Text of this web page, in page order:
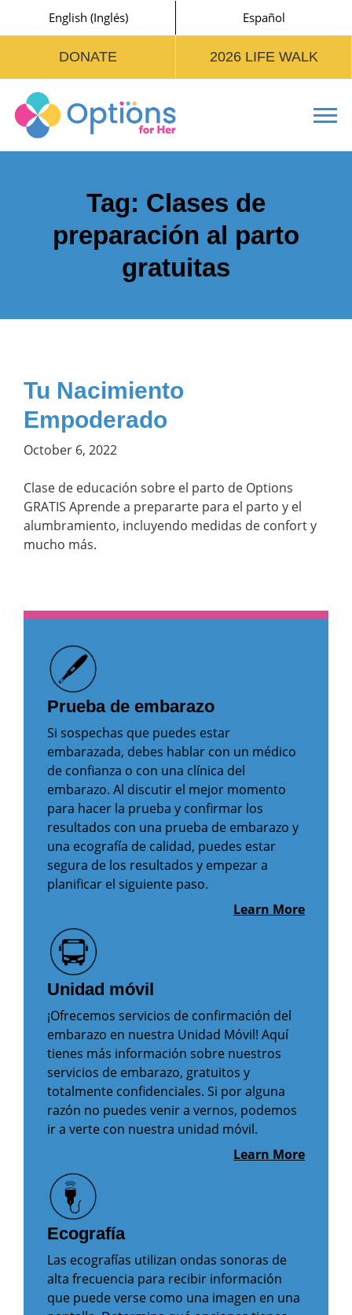
English (Inglés) Español
DONATE 2026 LIFE WALK
Tag: Clases de
preparación al parto
gratuitas
Tu Nacimiento
Empoderado
October 6, 2022
Clase de educación sobre el parto de Options
GRATIS Aprende a prepararte para el parto y el
alumbramiento, incluyendo medidas de confort y
mucho más.
Prueba de embarazo
Si sospechas que puedes estar
embarazada, debes hablar con un médico
de confianza o con una clínica del
embarazo. Al discutir el mejor momento
para hacer la prueba y confirmar los
resultados con una prueba de embarazo y
una ecografía de calidad, puedes estar
segura de los resultados y empezar a
planificar el siguiente paso.
Learn More
Unidad móvil
¡Ofrecemos servicios de confirmación del
embarazo en nuestra Unidad Móvil! Aquí
tienes más información sobre nuestros
servicios de embarazo, gratuitos y
totalmente confidenciales. Si por alguna
razón no puedes venir a vernos, podemos
ir a verte con nuestra unidad móvil.
Learn More
Ecografía
Las ecografías utilizan ondas sonoras de
alta frecuencia para recibir información
que puede verse como una imagen en una